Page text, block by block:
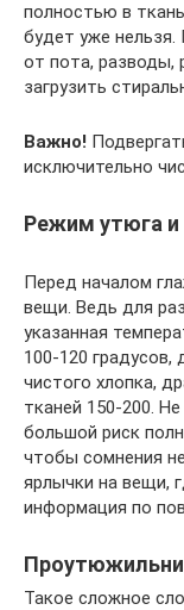
полностью в
будет уже
от пота, разводы,
загрузить
Важно!
исключительно
Режим утюга и
Перед началом
вещи. Ведь для
указанная
100-120 градусов,
чистого хлопка,
тканей 150-200.
большой риск
чтобы сомнения
ярлычки на вещи,
информация по
Такое сложное